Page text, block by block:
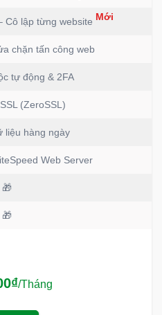
Cô lập từng website Mới
chặn tấn công web
tự động & 2FA
(ZeroSSL)
liệu hàng ngày
Web Server
🎁
🎁
/Tháng